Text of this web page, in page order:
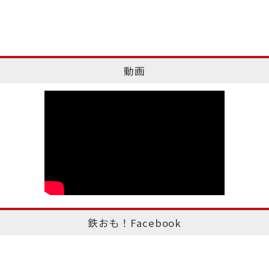
動画
鉄おも！Facebook